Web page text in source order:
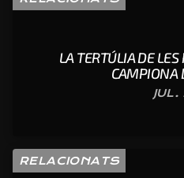
LA TERTÚLIA DE LES
CAMPIONA
RELACIONATS